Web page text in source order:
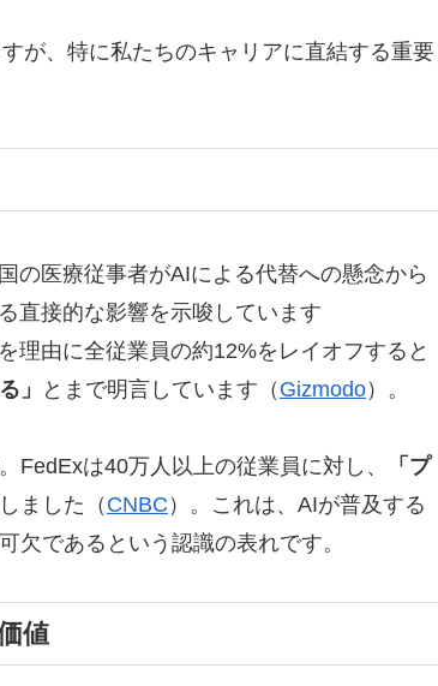
が、特に私たちのキャリアに直結する重要
の医療従事者がAIによる代替への懸念から
直接的な影響を示唆しています
理由に全従業員の約12%をレイオフすると
」 とまで明言しています（ Gizmodo）。
FedExは40万人以上の従業員に対し、
「プ
しました（ CNBC ）。これは、AIが普及する
欠であるという認識の表れです。
値